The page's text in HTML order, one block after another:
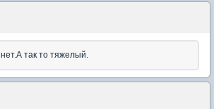
так то тяжелый.